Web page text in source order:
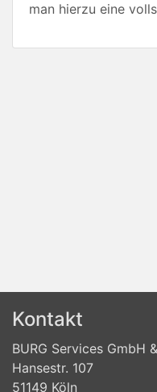
man hierzu eine
Kontakt
BURG Services GmbH
Hansestr. 107
51149 Köln